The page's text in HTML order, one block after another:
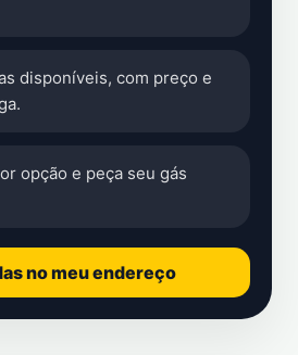
disponíveis, com preço e
opção e peça seu gás
no meu endereço